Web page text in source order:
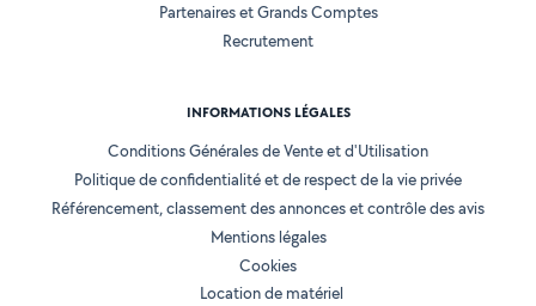
Partenaires et Grands Comptes
Recrutement
INFORMATIONS LÉGALES
Conditions Générales de Vente et d'Utilisation
Politique de confidentialité et de respect de la vie privée
Référencement, classement des annonces et contrôle des avis
Mentions légales
Cookies
Location de matériel